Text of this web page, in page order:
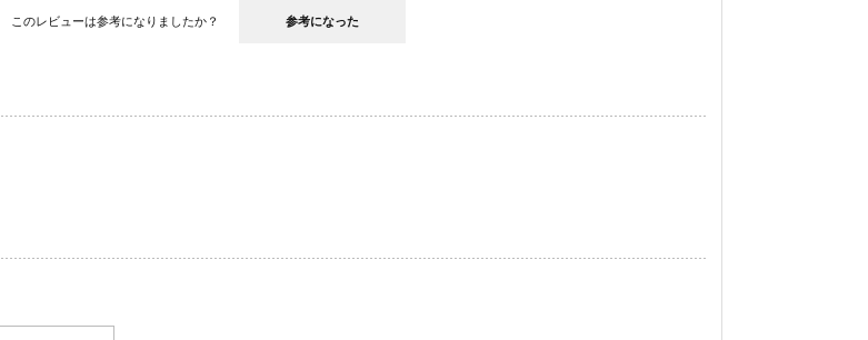
このレビューは参考になりましたか？ 参考になった